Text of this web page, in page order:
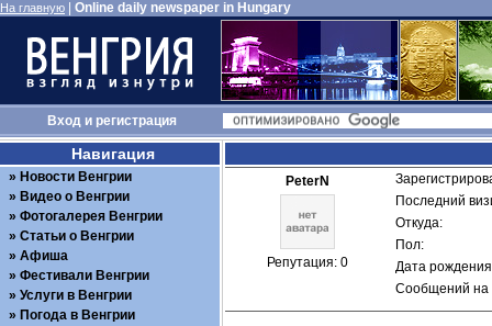
На главную Online daily newspaper in Hungary
Входи регистрация
PeterN
Репутация: 0
Последний
Откуда:
Пол:
Дата
Сообщений на
Навигация
Новости Венгрии
Видео о Венгрии
Фотогалерея Венгрии
Статьи о Венгрии
Афиша
Фестивали Венгрии
Услуги в Венгрии
Погода в Венгрии